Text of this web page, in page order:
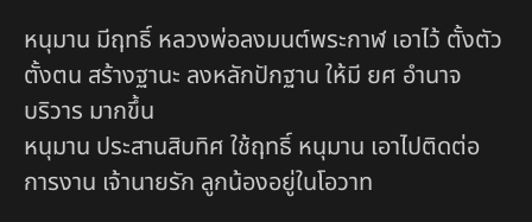
หนุมาน มีฤทธิ์ หลวงพ่อลงมนต์พระกาฬ เอาไว้ ตั้งตัว
ตั้งตน สร้างฐานะ ลงหลักปักฐาน ให้มี ยศ อำนาจ
บริวาร มากขึ้น
หนุมาน ประสานสิบทิศ ใช้ฤทธิ์ หนุมาน เอาไปติดต่อ
การงาน เจ้านายรัก ลูกน้องอยู่ในโอวาท